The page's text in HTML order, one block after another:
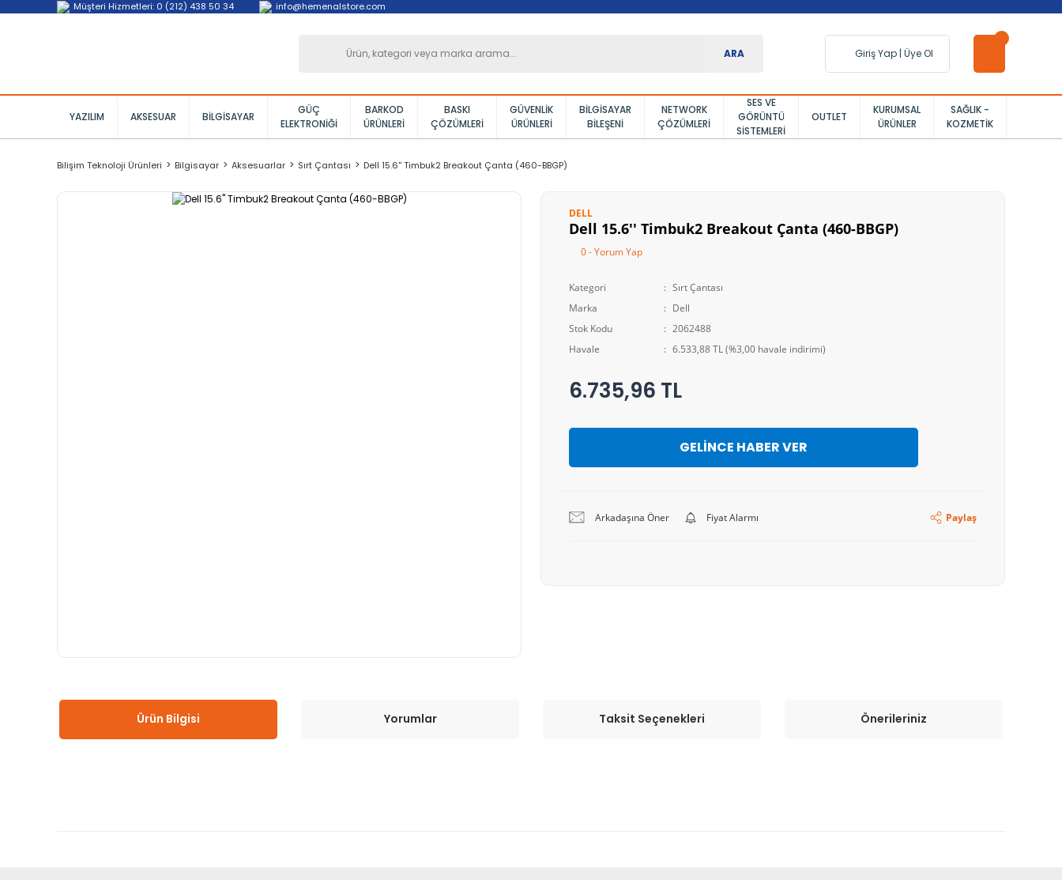
Müşteri Hizmetleri: 0 (212) 438 50 34 info@hemenalstore.com
ARA Giriş Yap | Üye Ol
YAZILIM AKSESUAR BILGISAYAR
GÜÇ
ELEKTRONIĞI
BARKOD
ÜRÜNLERI
BASKI
ÇÖZÜMLERI
GÜVENLIK
ÜRÜNLERI
BILGISAYAR
BILEŞENI
NETWORK
ÇÖZÜMLERI
SES VE
GÖRÜNTÜ
SISTEMLERI
OUTLET
KURUMSAL
ÜRÜNLER
SAĞLIK -
KOZMETIK
Bilişim Teknoloji Ürünleri Bilgisayar Aksesuarlar Sırt Çantası Dell 15.6'' Timbuk2 Breakout Çanta (460-BBGP)
DELL
Dell 15.6'' Timbuk2 Breakout Çanta (460-BBGP)
0 - Yorum Yap
Kategori
Sırt Çantası
Marka
Dell
Stok Kodu
2062488
Havale
6.533,88 TL (%3,00 havale indirimi)
6.735,96 TL
GELİNCE HABER VER
Arkadaşına Öner Fiyat Alarmı Paylaş
Ürün Bilgisi Yorumlar Taksit Seçenekleri Önerileriniz